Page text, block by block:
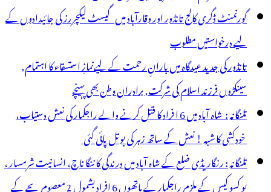
گورنمنٹ ڈگری کالج تانڈور اور وقارآباد میں گیسٹ لیکچررز کی جائیدادوں کے
لیے درخواستیں مطلوب
تانڈور کی جدید عیدگاہ میں بارانِ رحمت کے لیےنمازِ استسقاء کا اہتمام,
سینکڑوں فرزند اسلام کی شرکت, برادران وطن بھی پہنچے
تلنگانہ : شاہ آباد میں 6 ا فراد کا قتل کرنے والے راجکمار کی نعش دستیاب،
خودکشی کا شبہ ! نعش کے ساتھ زہر کی بوتل پائی گئی
تلنگانہ : رنگاریڈی ضلع کے شاہ آباد میں درندگی کا ننگا ناچ، انسانیت شرمسار ،
پو کسو کیس کے ملزم راجکمار کے ہاتھوں 6 افراد بشمول 2 معصوم بچے کے